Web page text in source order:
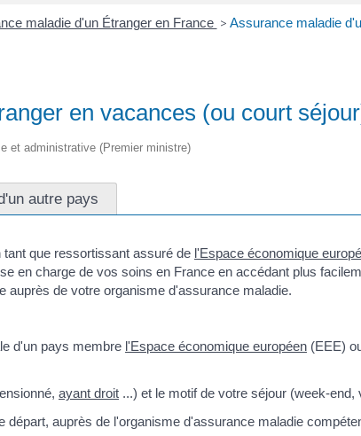
maladie d'un Étranger en France > Assurance maladie
en vacances (ou court
et administrative (Premier ministre)
autre pays
que ressortissant assuré de l'Espace économique
en charge de vos soins en France en accédant plus
auprès de votre organisme d'assurance maladie.
d'un pays membre l'Espace économique européen (EEE)
ayant droit ...) et le motif de votre séjour (week-
auprès de l'organisme d'assurance maladie